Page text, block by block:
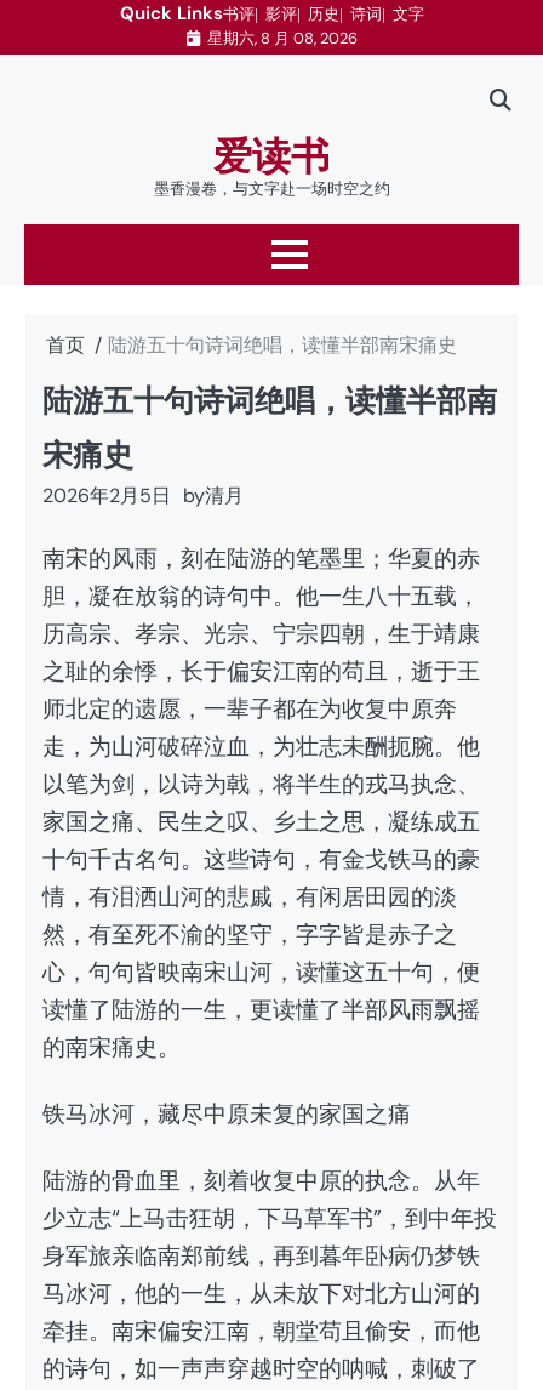
Quick Links书评 影评 历史 诗词 文字
星期六, 8 月 08, 2026
爱读书
墨香漫卷，与文字赴一场时空之约
首页 陆游五十句诗词绝唱，读懂半部南宋痛史
陆游五十句诗词绝唱，读懂半部南
宋痛史
2026年2月5日 by清月
南宋的风雨，刻在陆游的笔墨里；华夏的赤
胆，凝在放翁的诗句中。他一生八十五载，
历高宗、孝宗、光宗、宁宗四朝，生于靖康
之耻的余悸，长于偏安江南的苟且，逝于王
师北定的遗愿，一辈子都在为收复中原奔
走，为山河破碎泣血，为壮志未酬扼腕。他
以笔为剑，以诗为戟，将半生的戎马执念、
家国之痛、民生之叹、乡土之思，凝练成五
十句千古名句。这些诗句，有金戈铁马的豪
情，有泪洒山河的悲戚，有闲居田园的淡
然，有至死不渝的坚守，字字皆是赤子之
心，句句皆映南宋山河，读懂这五十句，便
读懂了陆游的一生，更读懂了半部风雨飘摇
的南宋痛史。
铁马冰河，藏尽中原未复的家国之痛
陆游的骨血里，刻着收复中原的执念。从年
少立志“上马击狂胡，下马草军书”，到中年投
身军旅亲临南郑前线，再到暮年卧病仍梦铁
马冰河，他的一生，从未放下对北方山河的
牵挂。南宋偏安江南，朝堂苟且偷安，而他
的诗句，如一声声穿越时空的呐喊，刺破了